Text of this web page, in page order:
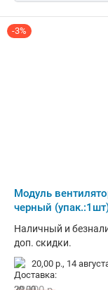
-3%
Модуль
черный
Наличный и
доп. скидки.
20,00 р., 14